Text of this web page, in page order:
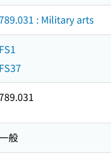
: Military arts
FS1
FS37
般